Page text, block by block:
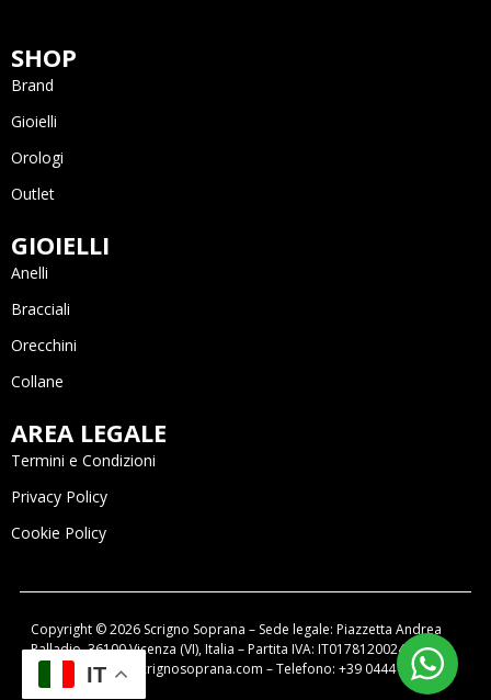
SHOP
Brand
Gioielli
Orologi
Outlet
GIOIELLI
Anelli
Bracciali
Orecchini
Collane
AREA LEGALE
Termini e Condizioni
Privacy Policy
Cookie Policy
Copyright © 2026 Scrigno Soprana – Sede legale: Piazzetta Andrea
Palladio, 36100 Vicenza (VI), Italia – Partita IVA: IT01781200249 –
email: negozio@scrignosoprana.com – Telefono: +39 0444 320788
Powered by OIR
IT